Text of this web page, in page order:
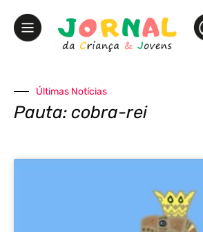
Últimas Notícias
Pauta: cobra-rei